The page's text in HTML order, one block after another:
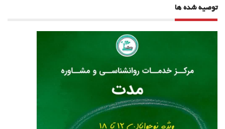
توصیه شده ها